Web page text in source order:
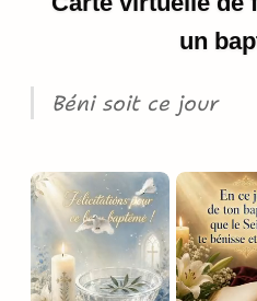
un
Béni soit ce jour